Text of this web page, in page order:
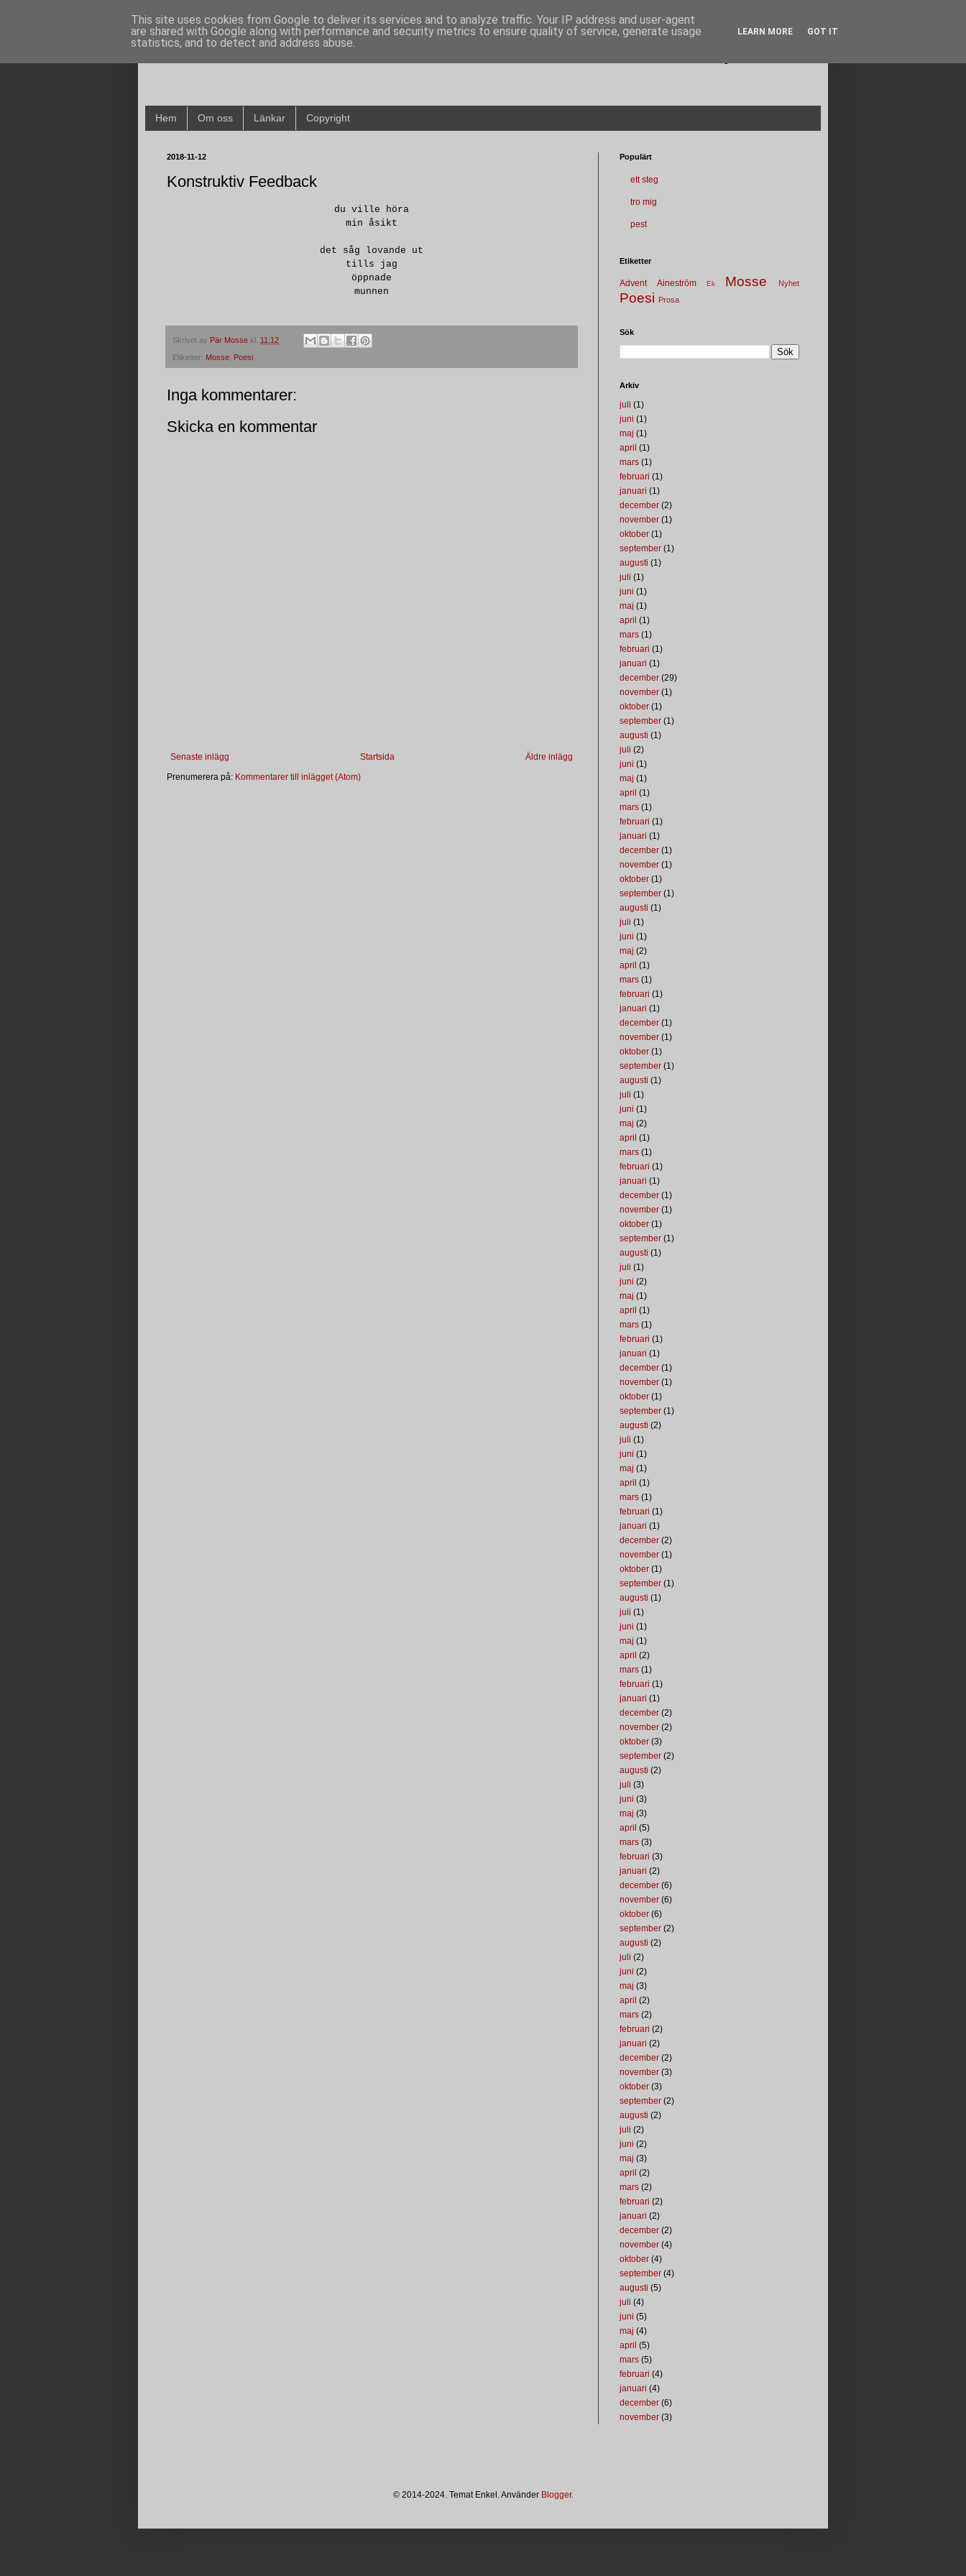
Hem Om oss Länkar Copyright
2018-11-12
Konstruktiv Feedback
du ville höra
min åsikt
det såg lovande ut
tills jag
öppnade
munnen
Skrivet av Pär Mosse kl. 11:12
Etiketter: Mosse Poesi
Inga kommentarer:
Skicka en kommentar
Senaste inlägg Äldre inlägg
Startsida
Prenumerera på: Kommentarer till inlägget (Atom)
Populärt
ett steg
tro mig
pest
Etiketter
Advent Aineström Ek Mosse Nyhet
Poesi Prosa
Sök
Arkiv
juli (1)
juni (1)
maj (1)
april (1)
mars (1)
februari (1)
januari (1)
december (2)
november (1)
oktober (1)
september (1)
augusti (1)
juli (1)
juni (1)
maj (1)
april (1)
mars (1)
februari (1)
januari (1)
december (29)
november (1)
oktober (1)
september (1)
augusti (1)
juli (2)
juni (1)
maj (1)
april (1)
mars (1)
februari (1)
januari (1)
december (1)
november (1)
oktober (1)
september (1)
augusti (1)
juli (1)
juni (1)
maj (2)
april (1)
mars (1)
februari (1)
januari (1)
december (1)
november (1)
oktober (1)
september (1)
augusti (1)
juli (1)
juni (1)
maj (2)
april (1)
mars (1)
februari (1)
januari (1)
december (1)
november (1)
oktober (1)
september (1)
augusti (1)
juli (1)
juni (2)
maj (1)
april (1)
mars (1)
februari (1)
januari (1)
december (1)
november (1)
oktober (1)
september (1)
augusti (2)
juli (1)
juni (1)
maj (1)
april (1)
mars (1)
februari (1)
januari (1)
december (2)
november (1)
oktober (1)
september (1)
augusti (1)
juli (1)
juni (1)
maj (1)
april (2)
mars (1)
februari (1)
januari (1)
december (2)
november (2)
oktober (3)
september (2)
augusti (2)
juli (3)
juni (3)
maj (3)
april (5)
mars (3)
februari (3)
januari (2)
december (6)
november (6)
oktober (6)
september (2)
augusti (2)
juli (2)
juni (2)
maj (3)
april (2)
mars (2)
februari (2)
januari (2)
december (2)
november (3)
oktober (3)
september (2)
augusti (2)
juli (2)
juni (2)
maj (3)
april (2)
mars (2)
februari (2)
januari (2)
december (2)
november (4)
oktober (4)
september (4)
augusti (5)
juli (4)
juni (5)
maj (4)
april (5)
mars (5)
februari (4)
januari (4)
december (6)
november (3)
© 2014-2024. Temat Enkel. Använder Blogger.
This site uses cookies from Google to deliver its services and to analyze traffic. Your IP address and user-agent
are shared with Google along with performance and security metrics to ensure quality of service, generate usage
statistics, and to detect and address abuse.
LEARN MORE GOT IT